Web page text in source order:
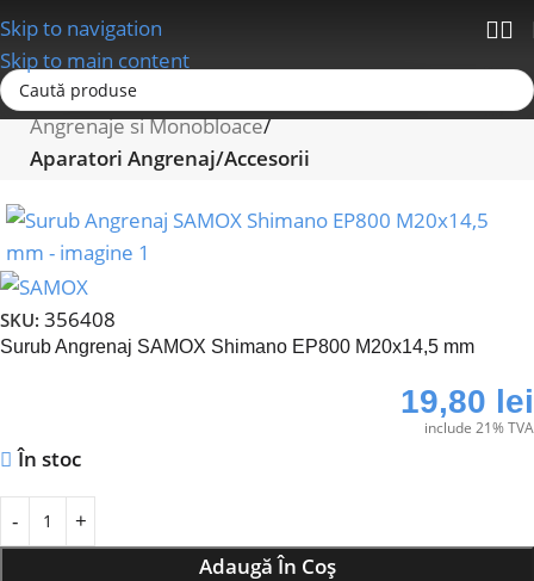
Skip to navigation
Skip to main content
Prima pagină
Angrenaje si Monobloace
Aparatori Angrenaj/Accesorii
SKU: 356408
Surub Angrenaj SAMOX Shimano EP800 M20x14,5 mm
19,80 lei
include 21% TVA
În stoc
Adaugă În Coș